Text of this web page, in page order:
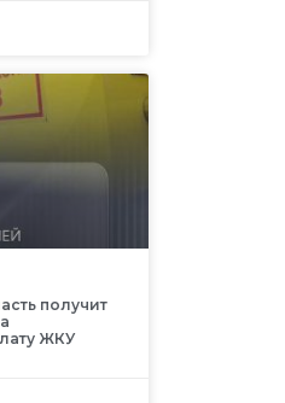
получит
ЖКУ